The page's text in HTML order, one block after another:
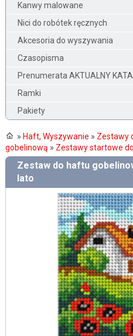
Kanwy malowane
Nici do robótek ręcznych
Akcesoria do wyszywania
Czasopisma
Prenumerata AKTUALNY
Ramki
Pakiety
» Haft, Wyszywanie » Zestawy
gobelinową » Zestawy startowe
Zestaw do haftu
lato